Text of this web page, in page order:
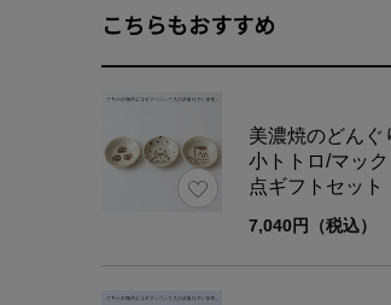
名称 茶ノ吉 紅茶
こちらもおすすめ
美濃焼のどん
小トトロ/マッ
点ギフトセット
7,040円（税込）